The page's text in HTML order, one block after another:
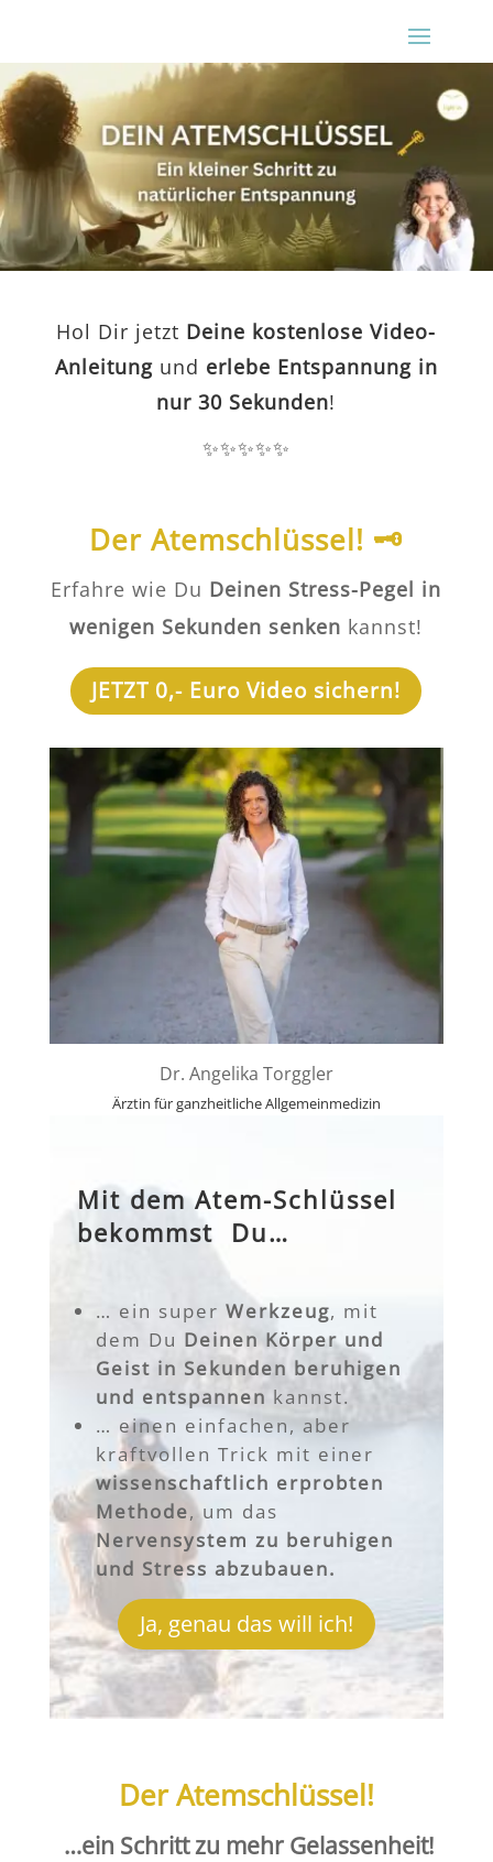
Hol Dir jetzt Deine kostenlose Video-
Anleitung und erlebe Entspannung in
nur 30 Sekunden!
✨✨✨✨✨
Der Atemschlüssel! 🗝️
Erfahre wie Du Deinen Stress-Pegel in
wenigen Sekunden senken kannst!
JETZT 0,- Euro Video sichern!
Dr. Angelika Torggler
Ärztin für ganzheitliche Allgemeinmedizin
Mit dem Atem-Schlüssel
bekommst Du…
… ein super Werkzeug, mit
dem Du Deinen Körper und
Geist in Sekunden beruhigen
und entspannen kannst.
… einen einfachen, aber
kraftvollen Trick mit einer
wissenschaftlich erprobten
Methode, um das
Nervensystem zu beruhigen
und Stress abzubauen.
Ja, genau das will ich!
Der Atemschlüssel!
…ein Schritt zu mehr Gelassenheit!